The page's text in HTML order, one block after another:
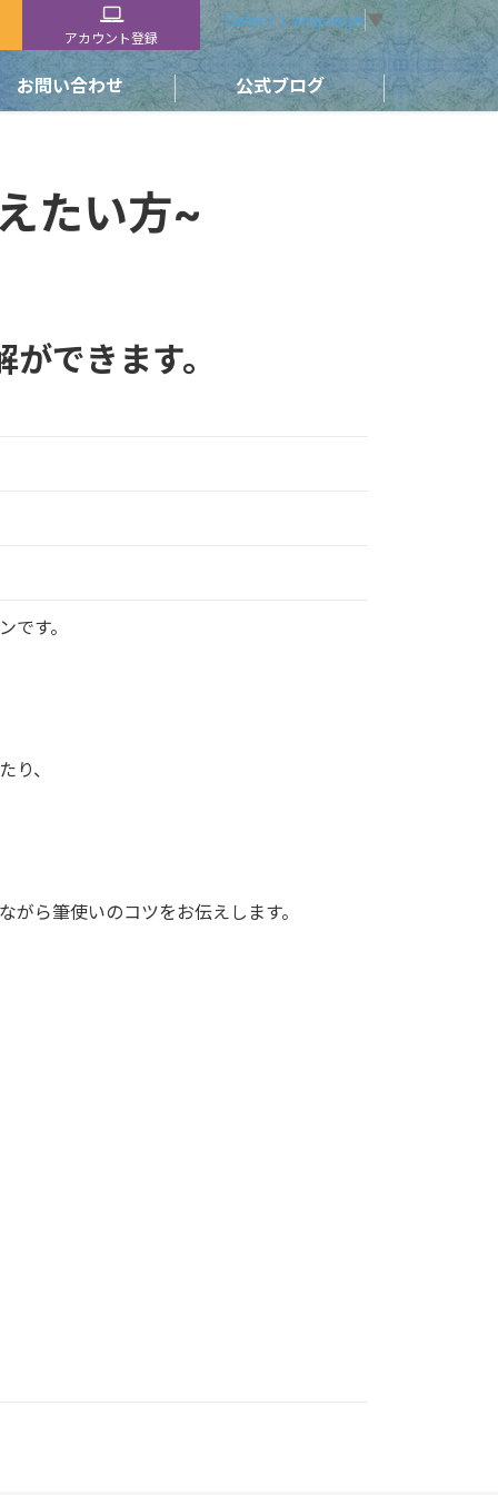
Select Language▼
アカウント登録
お問い合わせ 公式ブログ
たい方~
できます。
です。
り、
ら筆使いのコツをお伝えします。